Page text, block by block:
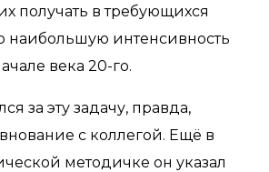
получать в требующихся
наибольшую интенсивность
века 20-го.
за эту задачу, правда,
с коллегой. Ещё в
методичке он указал